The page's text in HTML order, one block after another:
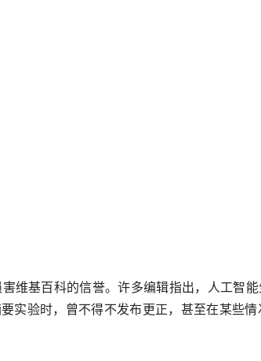
维基百科的信誉。许多编辑指出，人工智
实验时，曾不得不发布更正，甚至在某些